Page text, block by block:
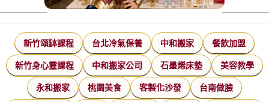
新竹頌缽課程 台北冷氣保養 中和搬家 餐飲加盟
新竹身心靈課程 中和搬家公司 石墨烯床墊 美容教學
永和搬家 桃園美食 客製化沙發 台南做臉